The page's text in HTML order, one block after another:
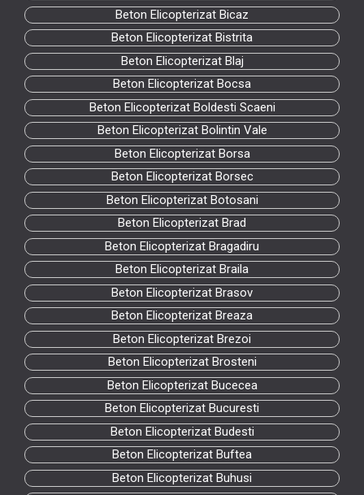
Beton Elicopterizat Bicaz
Beton Elicopterizat Bistrita
Beton Elicopterizat Blaj
Beton Elicopterizat Bocsa
Beton Elicopterizat Boldesti Scaeni
Beton Elicopterizat Bolintin Vale
Beton Elicopterizat Borsa
Beton Elicopterizat Borsec
Beton Elicopterizat Botosani
Beton Elicopterizat Brad
Beton Elicopterizat Bragadiru
Beton Elicopterizat Braila
Beton Elicopterizat Brasov
Beton Elicopterizat Breaza
Beton Elicopterizat Brezoi
Beton Elicopterizat Brosteni
Beton Elicopterizat Bucecea
Beton Elicopterizat Bucuresti
Beton Elicopterizat Budesti
Beton Elicopterizat Buftea
Beton Elicopterizat Buhusi